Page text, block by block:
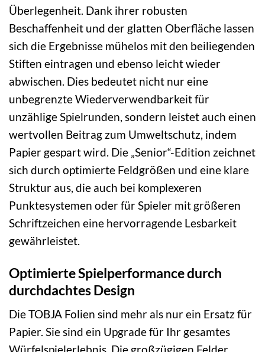
Überlegenheit. Dank ihrer robusten
Beschaffenheit und der glatten Oberfläche lassen
sich die Ergebnisse mühelos mit den beiliegenden
Stiften eintragen und ebenso leicht wieder
abwischen. Dies bedeutet nicht nur eine
unbegrenzte Wiederverwendbarkeit für
unzählige Spielrunden, sondern leistet auch einen
wertvollen Beitrag zum Umweltschutz, indem
Papier gespart wird. Die „Senior“-Edition zeichnet
sich durch optimierte Feldgrößen und eine klare
Struktur aus, die auch bei komplexeren
Punktesystemen oder für Spieler mit größeren
Schriftzeichen eine hervorragende Lesbarkeit
gewährleistet.
Optimierte Spielperformance durch
durchdachtes Design
Die TOBJA Folien sind mehr als nur ein Ersatz für
Papier. Sie sind ein Upgrade für Ihr gesamtes